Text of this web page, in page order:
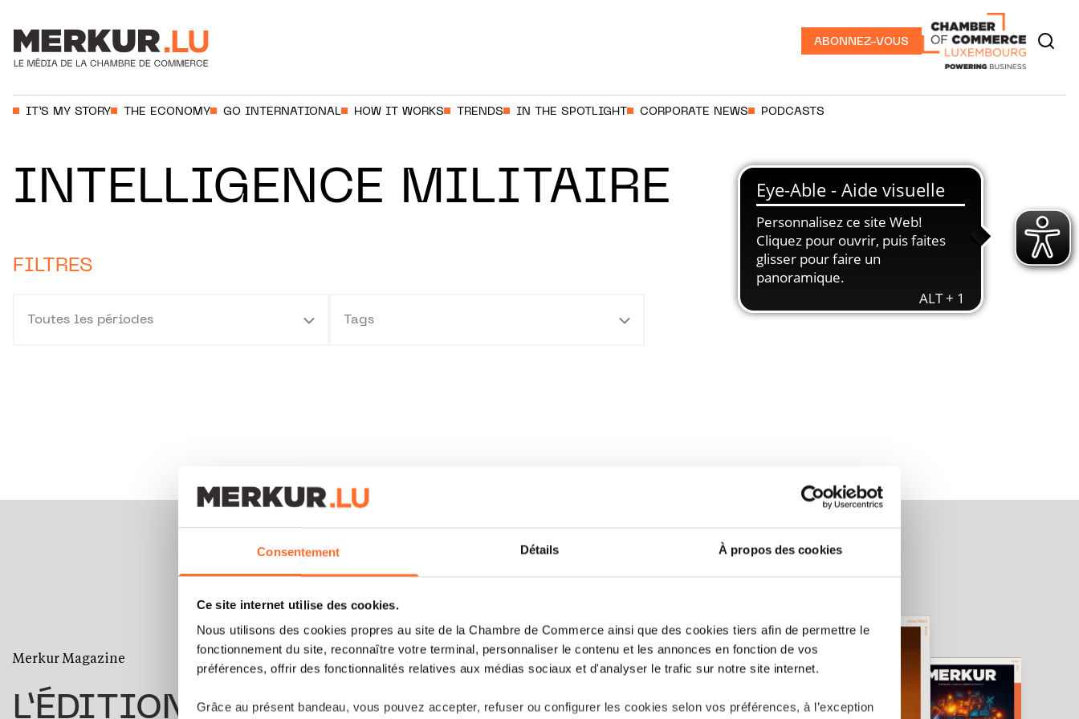
Consentement Détails À propos des cookies
Ce site internet utilise des cookies.
Nous utilisons des cookies propres au site de la Chambre de Commerce ainsi que des cookies tiers afin de permettre le
fonctionnement du site, reconnaître votre terminal, personnaliser le contenu et les annonces en fonction de vos
préférences, offrir des fonctionnalités relatives aux médias sociaux et d'analyser le trafic sur notre site internet.
Grâce au présent bandeau, vous pouvez accepter, refuser ou configurer les cookies selon vos préférences, à l’exception
ABONNEZ-VOUS
IT’S MY STORY THE ECONOMY GO INTERNATIONAL HOW IT WORKS TRENDS IN THE SPOTLIGHT CORPORATE NEWS PODCASTS
INTELLIGENCE MILITAIRE
FILTRES
Toutes les périodes Tags
Merkur Magazine
L’ÉDITIONÉTÉ